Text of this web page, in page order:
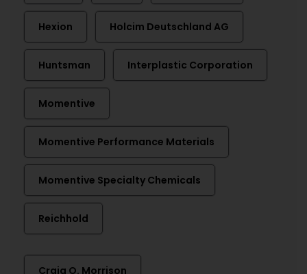
Hexion Holcim Deutschland AG
Huntsman Interplastic Corporation
Momentive
Momentive Performance Materials
Momentive Specialty Chemicals
Reichhold
Craig O. Morrison